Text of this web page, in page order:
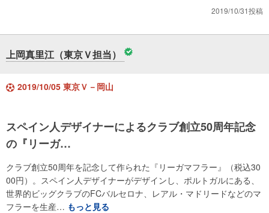
2019/10/31投稿
上岡真里江（東京Ｖ担当）
2019/10/05 東京Ｖ－岡山
スペイン人デザイナーによるクラブ創立50周年記念
の『リーガ…
クラブ創立50周年を記念して作られた『リーガマフラー』（税込30
00円）。スペイン人デザイナーがデザインし、ポルトガルにある、
世界的ビッグクラブのFCバルセロナ、レアル・マドリードなどのマ
フラーを生産… もっと見る